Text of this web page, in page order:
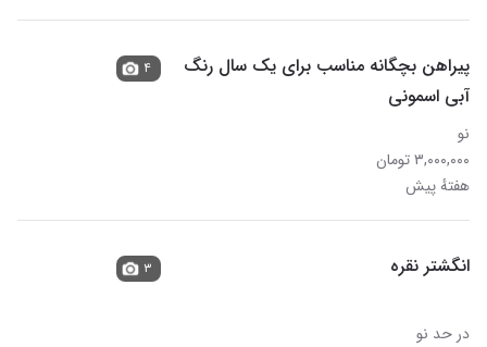
پیراهن بچگانه مناسب برای یک سال رنگ
آبی اسمونی
نو
۳,۰۰۰,۰۰۰ تومان
هفتهٔ پیش
۴
انگشتر نقره
در حد نو
۳